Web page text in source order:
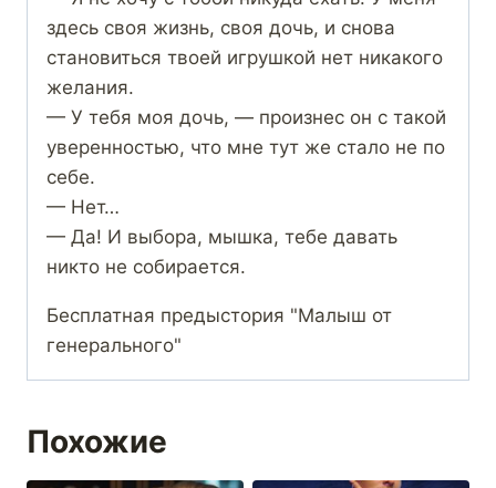
здесь своя жизнь, своя дочь, и снова
становиться твоей игрушкой нет никакого
желания.
— У тебя моя дочь, — произнес он с такой
уверенностью, что мне тут же стало не по
себе.
— Нет…
— Да! И выбора, мышка, тебе давать
никто не собирается.
Бесплатная предыстория "Малыш от
генерального"
Похожие